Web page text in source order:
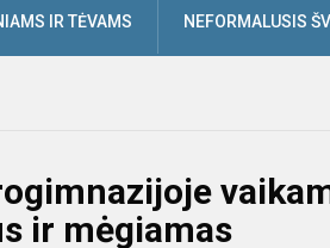
IR TĖVAMS NEFORMALUSIS
ir mėgiamas